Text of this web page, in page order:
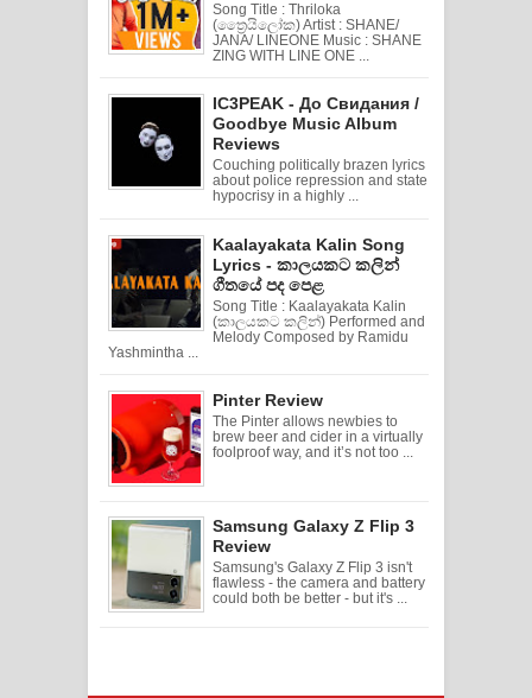
Song Title : Thriloka
(ත්‍රෛයිලෝක) Artist : SHANE/
JANA/ LINEONE Music : SHANE
ZING WITH LINE ONE ...
IC3PEAK - До Свидания /
Goodbye Music Album
Reviews
Couching politically brazen lyrics
about police repression and state
hypocrisy in a highly ...
Kaalayakata Kalin Song
Lyrics - කාලයකට කලින්
ගීතයේ පද පෙළ
Song Title : Kaalayakata Kalin
(කාලයකට කලින්) Performed and
Melody Composed by Ramidu
Yashmintha ...
Pinter Review
The Pinter allows newbies to
brew beer and cider in a virtually
foolproof way, and it’s not too ...
Samsung Galaxy Z Flip 3
Review
Samsung's Galaxy Z Flip 3 isn't
flawless - the camera and battery
could both be better - but it's ...